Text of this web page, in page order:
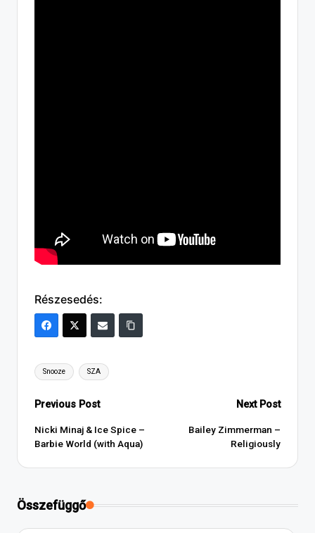
Részesedés:
Tags:
Snooze SZA
Post
navigation
Previous Post
Nicki Minaj & Ice Spice –
Barbie World (with Aqua)
Next Post
Bailey Zimmerman –
Religiously
Összefüggő